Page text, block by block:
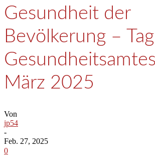
Gesundheit der
Bevölkerung –
März 2025
Von
jp54
-
Feb. 27, 2025
0